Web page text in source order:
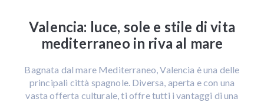
Valencia: luce, sole e stile di vita
mediterraneo in riva al mare
Bagnata dal mare Mediterraneo, Valencia è una delle
principali città spagnole. Diversa, aperta e con una
vasta offerta culturale, ti offre tutti i vantaggi di una